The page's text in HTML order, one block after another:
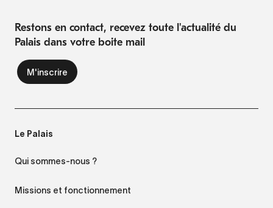
Restons en contact, recevez toute l'actualité du
Palais dans votre boite mail
Le Palais
Qui sommes-nous ?
Missions et fonctionnement